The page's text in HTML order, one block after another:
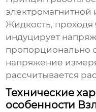
Жидкость, проходя
индуцирует
пропорционально
напряжение
рассчитывается
Технические
особенности